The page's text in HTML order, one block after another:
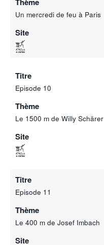
Un mercredi de feu à Paris
Site
Titre
Episode 10
Thème
Le 1500 m de Willy Schärer
Site
Titre
Episode 11
Thème
Le 400 m de Josef Imbach
Site